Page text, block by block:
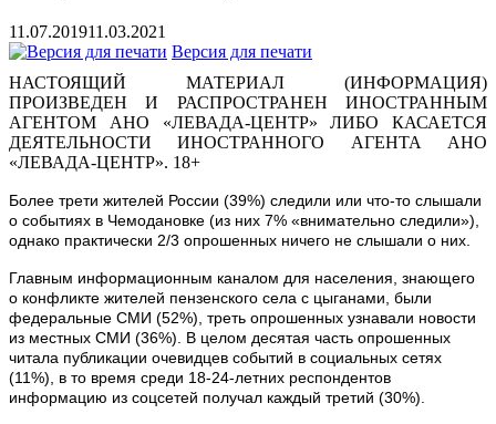
11.07.201911.03.2021
Версия для печати
НАСТОЯЩИЙ МАТЕРИАЛ (ИНФОРМАЦИЯ)
ПРОИЗВЕДЕН И РАСПРОСТРАНЕН ИНОСТРАННЫМ
АГЕНТОМ АНО «ЛЕВАДА-ЦЕНТР» ЛИБО КАСАЕТСЯ
ДЕЯТЕЛЬНОСТИ ИНОСТРАННОГО АГЕНТА АНО
«ЛЕВАДА-ЦЕНТР». 18+
Более трети жителей России (39%) следили или что-то слышали
о событиях в Чемодановке (из них 7% «внимательно следили»),
однако практически 2/3 опрошенных ничего не слышали о них.
Главным информационным каналом для населения, знающего
о конфликте жителей пензенского села с цыганами, были
федеральные СМИ (52%), треть опрошенных узнавали новости
из местных СМИ (36%). В целом десятая часть опрошенных
читала публикации очевидцев событий в социальных сетях
(11%), в то время среди 18-24-летних респондентов
информацию из соцсетей получал каждый третий (30%).